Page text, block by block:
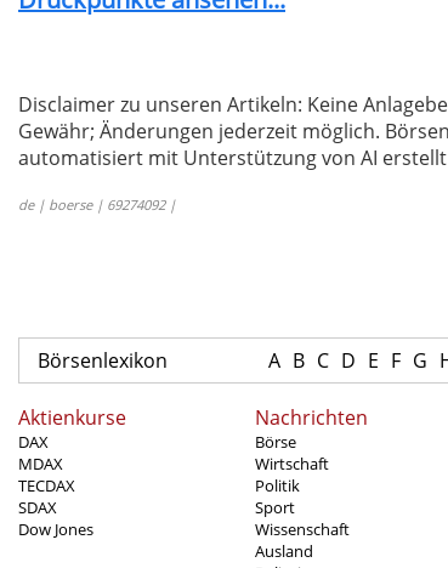
Disclaimer zu unseren Artikeln: Keine
Gewähr; Änderungen jederzeit möglich.
automatisiert mit Unterstützung von AI
de | boerse | 69274092 |
Börsenlexikon A B C D E F G
Aktienkurse
DAX
MDAX
TECDAX
SDAX
Dow Jones
Nachrichten
Börse
Wirtschaft
Politik
Sport
Wissenschaft
Ausland